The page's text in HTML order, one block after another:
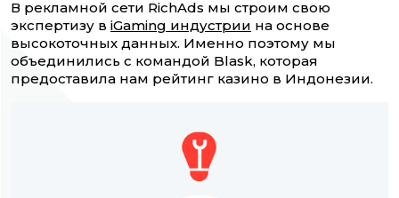
В рекламной сети RichAds мы строим свою
экспертизу в iGaming индустрии на основе
высокоточных данных. Именно поэтому мы
объединились с командой Blask, которая
предоставила нам рейтинг казино в Индонезии.